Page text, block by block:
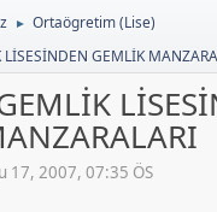
► Ortaögretim (Lise)
LİSESİNDEN GEMLİK
17, 2007, 07:35 ÖS